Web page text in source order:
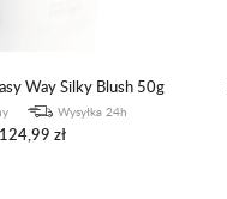
Way Silky Blush 50g
Wysyłka 24h
124,99 zł